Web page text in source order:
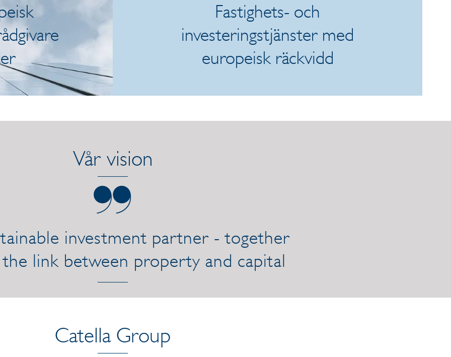
Fastighets- och
investeringstjänster med
europeisk räckvidd
Vår vision
investment partner - together
link between property and capital
Catella Group